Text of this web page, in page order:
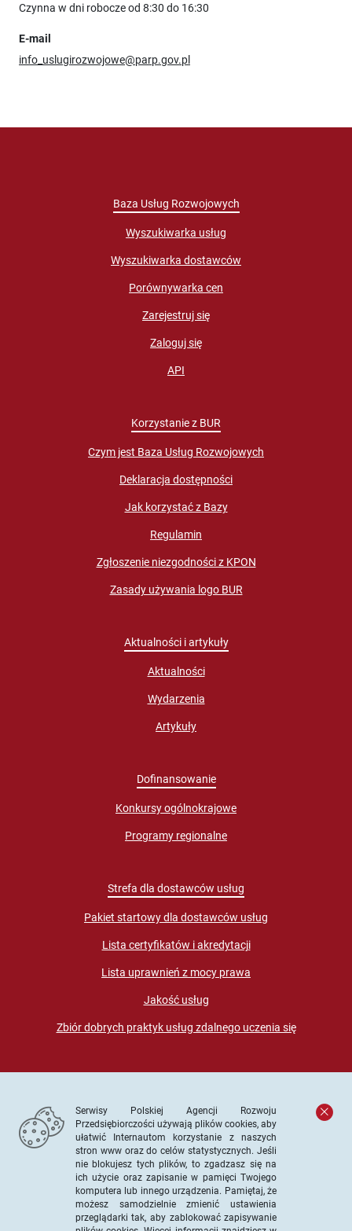
Czynna w dni robocze od 8:30 do 16:30
E-mail
info_uslugirozwojowe@parp.gov.pl
Baza Usług Rozwojowych
Wyszukiwarka usług
Wyszukiwarka dostawców
Porównywarka cen
Zarejestruj się
Zaloguj się
API
Korzystanie z BUR
Czym jest Baza Usług Rozwojowych
Deklaracja dostępności
Jak korzystać z Bazy
Regulamin
Zgłoszenie niezgodności z KPON
Zasady używania logo BUR
Aktualności i artykuły
Aktualności
Wydarzenia
Artykuły
Dofinansowanie
Konkursy ogólnokrajowe
Programy regionalne
Strefa dla dostawców usług
Pakiet startowy dla dostawców usług
Lista certyfikatów i akredytacji
Lista uprawnień z mocy prawa
Jakość usług
Zbiór dobrych praktyk usług zdalnego uczenia się
© PARP. Wszelkie prawa zastrzeżone
Serwisy Polskiej Agencji Rozwoju
Przedsiębiorczości używają plików cookies, aby
ułatwić Internautom korzystanie z naszych
stron www oraz do celów statystycznych. Jeśli
nie blokujesz tych plików, to zgadzasz się na
ich użycie oraz zapisanie w pamięci Twojego
komputera lub innego urządzenia. Pamiętaj, że
możesz samodzielnie zmienić ustawienia
przeglądarki tak, aby zablokować zapisywanie